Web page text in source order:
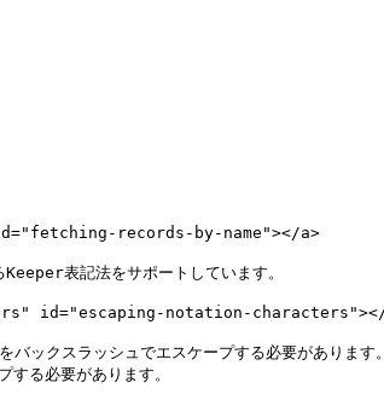
records-by-name"></a>
表記法をサポートしています。
id="escaping-notation-
クスラッシュでエスケープする必要があります
する必要があります。